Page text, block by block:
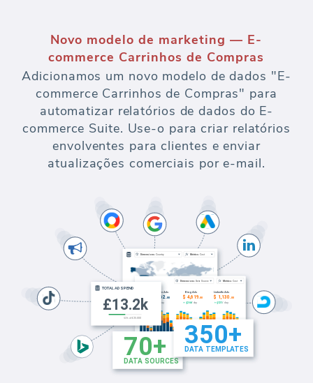
Novo modelo de marketing — E-
commerce Carrinhos de Compras
Adicionamos um novo modelo de dados "E-
commerce Carrinhos de Compras" para
automatizar relatórios de dados do E-
commerce Suite. Use-o para criar relatórios
envolventes para clientes e enviar
atualizações comerciais por e-mail.